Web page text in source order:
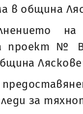
в община
№
за